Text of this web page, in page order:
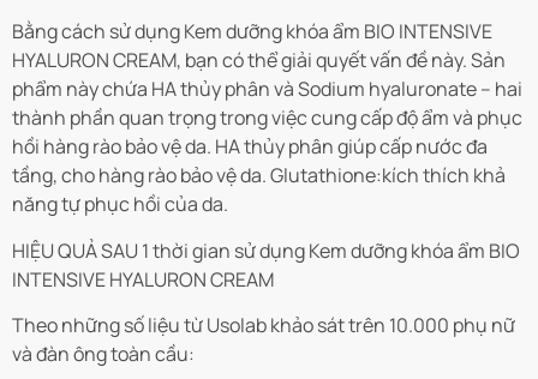
Bằng cách sử dụng Kem dưỡng khóa ẩm BIO INTENSIVE
HYALURON CREAM, bạn có thể giải quyết vấn đề này. Sản
phẩm này chứa HA thủy phân và Sodium hyaluronate – hai
thành phần quan trọng trong việc cung cấp độ ẩm và phục
hồi hàng rào bảo vệ da. HA thủy phân giúp cấp nước đa
tầng, cho hàng rào bảo vệ da. Glutathione:kích thích khả
năng tự phục hồi của da.
HIỆU QUẢ SAU 1 thời gian sử dụng Kem dưỡng khóa ẩm BIO
INTENSIVE HYALURON CREAM
Theo những số liệu từ Usolab khảo sát trên 10.000 phụ nữ
và đàn ông toàn cầu: